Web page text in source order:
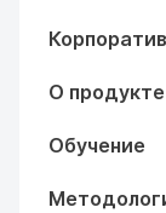
О продукте
Обучение